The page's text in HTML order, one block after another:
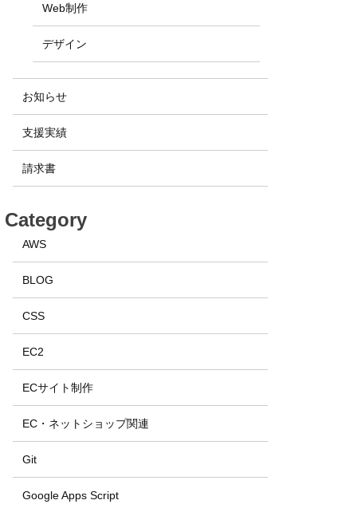
Web制作
デザイン
お知らせ
支援実績
請求書
Category
AWS
BLOG
CSS
EC2
ECサイト制作
EC・ネットショップ関連
Git
Google Apps Script